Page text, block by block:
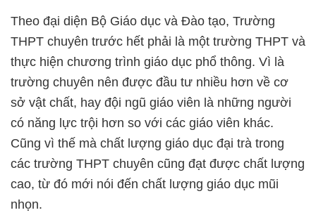
Theo đại diện Bộ Giáo dục và Đào tạo, Trường
THPT chuyên trước hết phải là một trường THPT và
thực hiện chương trình giáo dục phổ thông. Vì là
trường chuyên nên được đầu tư nhiều hơn về cơ
sở vật chất, hay đội ngũ giáo viên là những người
có năng lực trội hơn so với các giáo viên khác.
Cũng vì thế mà chất lượng giáo dục đại trà trong
các trường THPT chuyên cũng đạt được chất lượng
cao, từ đó mới nói đến chất lượng giáo dục mũi
nhọn.